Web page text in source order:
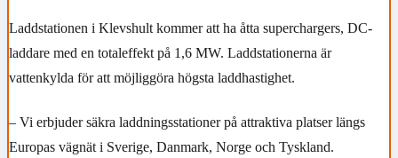
Laddstationen i Klevshult kommer att ha åtta superchargers, DC-
laddare med en totaleffekt på 1,6 MW. Laddstationerna är
vattenkylda för att möjliggöra högsta laddhastighet.
– Vi erbjuder säkra laddningsstationer på attraktiva platser längs
Europas vägnät i Sverige, Danmark, Norge och Tyskland.